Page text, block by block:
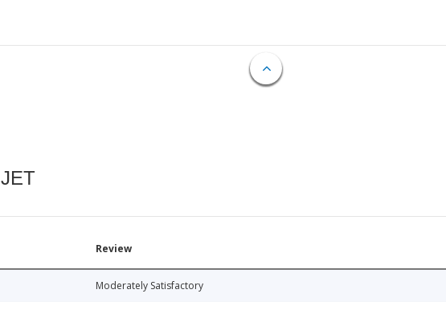
Review
Moderately Satisfactory